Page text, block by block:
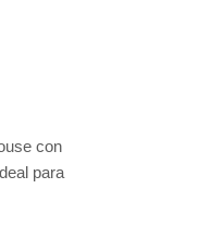
con
para